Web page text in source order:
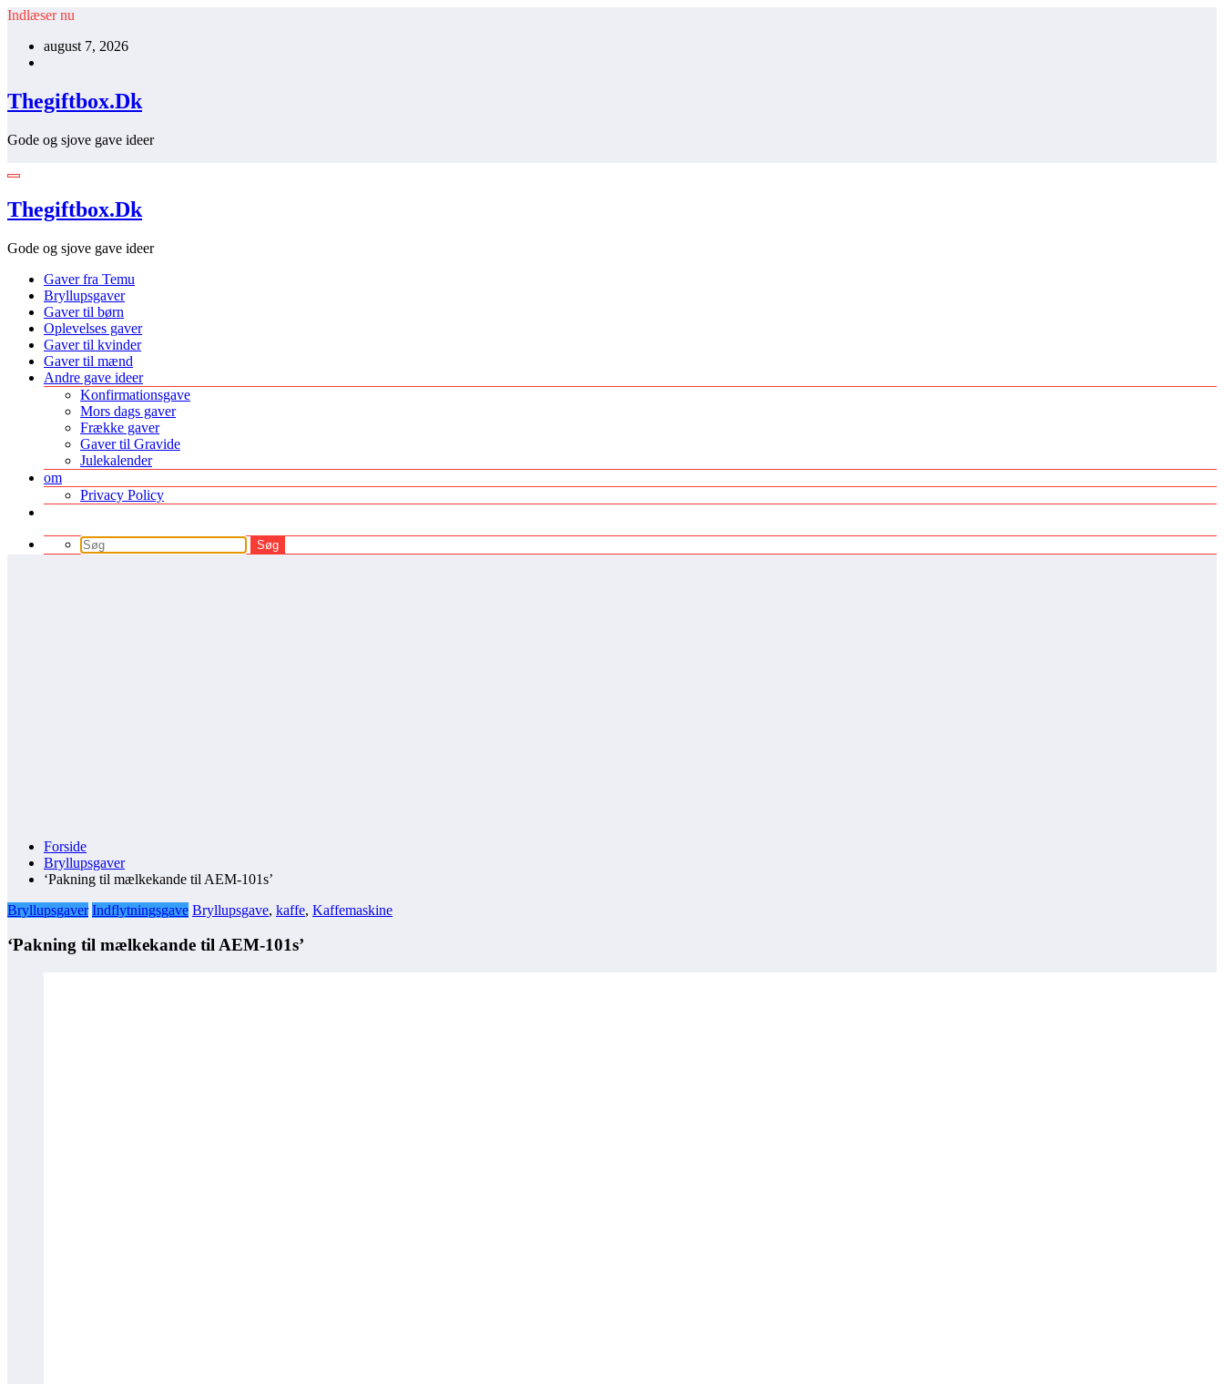
Videre
indhold
Indlæser nu
august 7, 2026
Thegiftbox.Dk
Gode og sjove gave ideer
Thegiftbox.Dk
Gode og sjove gave ideer
Gaver fra Temu
Bryllupsgaver
Gaver til børn
Oplevelses gaver
Gaver til kvinder
Gaver til mænd
Andre gave ideer
Konfirmationsgave
Mors dags gaver
Frække gaver
Gaver til Gravide
Julekalender
om
Privacy Policy
Forside
Bryllupsgaver
‘Pakning til mælkekande til AEM-101s’
Bryllupsgaver Indflytningsgave Bryllupsgave, kaffe, Kaffemaskine
‘Pakning til mælkekande til AEM-101s’